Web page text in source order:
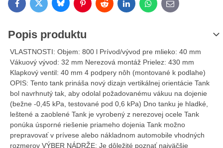
FacebookTwitterBlueskyPinterestRedditLinkedInWhatsApp
E-mail
Popis produktu
VLASTNOSTI: Objem: 800 l Prívod/vývod pre mlieko: 40 mm
Vákuový vývod: 32 mm Nerezová montáž Prielez: 430 mm
Klapkový ventil: 40 mm 4 podpery nôh (montované k podlahe)
OPIS: Tento tank prináša nový dizajn vertikálnej orientácie Tank
bol navrhnutý tak, aby odolal požadovanému vákuu na dojenie
(bežne -0,45 kPa, testované pod 0,6 kPa) Dno tanku je hladké,
leštené a zaoblené Tank je vyrobený z nerezovej ocele Tank
ponúka úsporné riešenie priameho dojenia Tank možno
prepravovať v prívese alebo nákladnom automobile vhodných
rozmerov VÝBER NÁDRŽE: Je dôležité poznať najväčšie